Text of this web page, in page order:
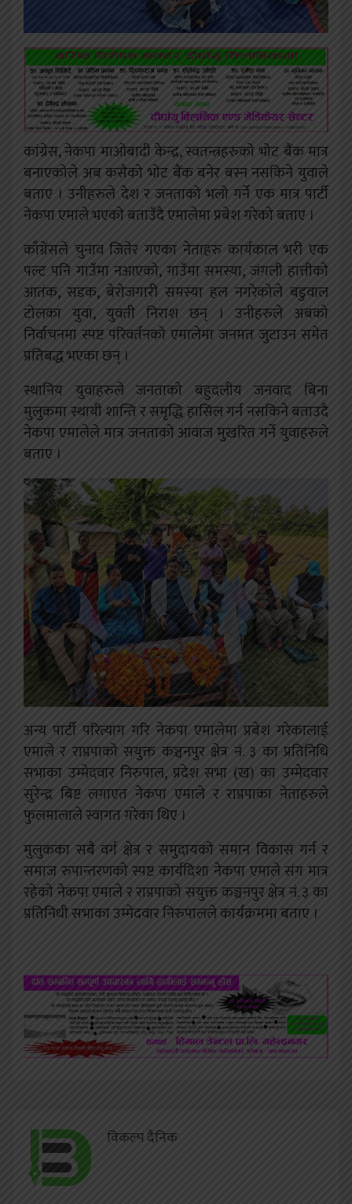
कांग्रेस, नेकपा माओबादी केन्द्र, स्वतन्त्रहरुको भोट बैंक मात्र
बनाएकोले अब कसैको भोट बैंक बनेर बस्न नसकिने युवाले
बताए । उनीहरुले देश र जनताको भलो गर्ने एक मात्र पार्टी
नेकपा एमाले भएको बताउँदै एमालेमा प्रबेश गरेको बताए ।
काँग्रेंसले चुनाव जितेर गएका नेताहरु कार्यकाल भरी एक
पल्ट पनि गाउँमा नआएको, गाउँमा समस्या, जंगली हात्तीको
आतंक, सडक, बेरोजगारी समस्या हल नगरेकोले बडुवाल
टोलका युवा, युवती निराश छन् । उनीहरुले अबको
निर्वाचनमा स्पष्ट परिवर्तनको एमालेमा जनमत जुटाउन समेत
प्रतिबद्ध भएका छन् ।
स्थानिय युवाहरुले जनताको बहुदलीय जनवाद बिना
मुलुकमा स्थायी शान्ति र समृद्धि हासिल गर्न नसकिने बताउदै
नेकपा एमालेले मात्र जनताको आवाज मुखरित गर्ने युवाहरुले
बताए ।
अन्य पार्टी परित्याग गरि नेकपा एमालेमा प्रबेश गरेकालाई
एमाले र राप्रपाको सयुक्त कञ्चनपुर क्षेत्र नं. ३ का प्रतिनिधि
सभाका उम्मेदवार निरुपाल, प्रदेश सभा (ख) का उम्मेदवार
सुरेन्द्र बिष्ट लगाएत नेकपा एमाले र राप्रपाका नेताहरुले
फुलमालाले स्वागत गरेका थिए ।
मुलुकका सबै वर्ग क्षेत्र र समुदायको समान विकास गर्न र
समाज रुपान्तरणको स्पष्ट कार्यदिशा नेकपा एमाले संग मात्र
रहेको नेकपा एमाले र राप्रपाको सयुक्त कञ्चनपुर क्षेत्र नं. ३ का
प्रतिनिधी सभाका उम्मेदवार निरुपालले कार्यक्रममा बताए ।
विकल्प दैनिक